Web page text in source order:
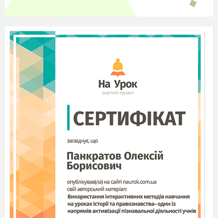
дівчат по-різному з раннього віку.» (Навін
«Чому нас більше бентежать чоловіки,
що тримаються за руки, аніж ті, що тримають
зброю у руках?» (Ернест Гейнс)
«Ви не можете сказати, просто дивлячися
на когось, з чим вони мають справу всередині».
«Немає страшнішої інвалідності, аніж
нездатність побачити людину більшою за її
розлад». (Роберт Хенсел)
«Коли до всіх людей ставитимуться як до
рівних, незалежно від того, хто вони є, або
кого вони люблять, ми всі станемо
вільнішими». (Барак Обама)
«Люди із ментальними розладами
заслуговують на таку ж підтримку та співчуття,
як і люди із проблемами фізичного здоров’я».